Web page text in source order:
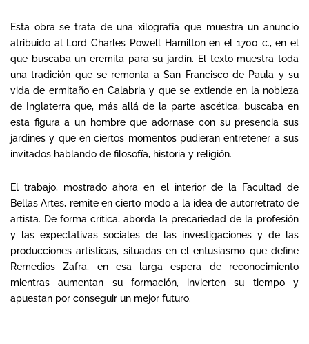
Esta obra se trata de una xilografía que muestra un anuncio
atribuido al Lord Charles Powell Hamilton en el 1700 c., en el
que buscaba un eremita para su jardín. El texto muestra toda
una tradición que se remonta a San Francisco de Paula y su
vida de ermitaño en Calabria y que se extiende en la nobleza
de Inglaterra que, más allá de la parte ascética, buscaba en
esta figura a un hombre que adornase con su presencia sus
jardines y que en ciertos momentos pudieran entretener a sus
invitados hablando de filosofía, historia y religión.
El trabajo, mostrado ahora en el interior de la Facultad de
Bellas Artes, remite en cierto modo a la idea de autorretrato de
artista. De forma crítica, aborda la precariedad de la profesión
y las expectativas sociales de las investigaciones y de las
producciones artísticas, situadas en el entusiasmo que define
Remedios Zafra, en esa larga espera de reconocimiento
mientras aumentan su formación, invierten su tiempo y
apuestan por conseguir un mejor futuro.